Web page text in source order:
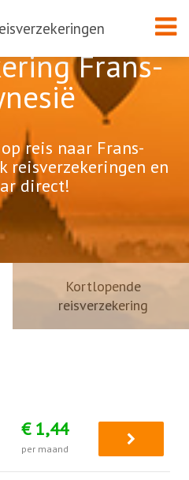
Frans-
reis naar Frans-
reisverzekeringen en
direct!
Kortlopende
reisverzekering
€ 1,44
per maand